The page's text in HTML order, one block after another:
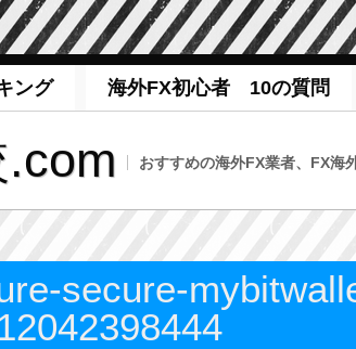
ング 海外FX初心者 10の質問
おすすめの海外FX業者、FX海
secure-